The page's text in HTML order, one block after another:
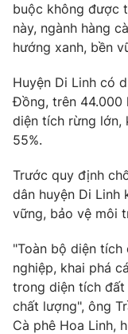
Phim VTV
Hậu trường
Nhân vật
Khán giả
Giải sao mai
Giải trí
Âm nhạc
Sao
Đời sống
Du lịch
Làm đẹp
Chất lượng cuộc
Giáo dục
Học trực tuyến
Công nghệ
Hitech Công nghệ
Thị trường
Tư vấn
Giao lưu trực
Lịch phát sóng
Chuyên mục khác
buộc không được
này, ngành hàng
hướng xanh, bền
Huyện Di Linh có
Đồng, trên 44.000
diện tích rừng lớn,
55%.
Trước quy định
dân huyện Di Linh
vững, bảo vệ môi
"Toàn bộ diện
nghiệp, khai phá
trong diện tích đất
chất lượng", ông
Cà phê Hoa Linh,